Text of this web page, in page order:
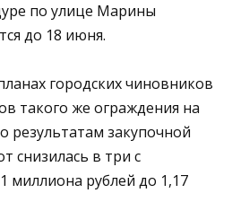
по улице Марины
до 18 июня.
городских чиновников
такого же ограждения на
результатам закупочной
снизилась в три с
миллиона рублей до 1,17